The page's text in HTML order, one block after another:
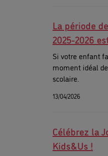
La période
2025-2026
Si votre enfant
moment idéal
scolaire.
13/04/2026
Célébrez la
Kids&Us !